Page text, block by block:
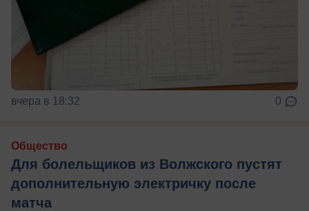
вчера в 18:32 0
Общество
Для болельщиков из Волжского пустят
дополнительную электричку после
матча